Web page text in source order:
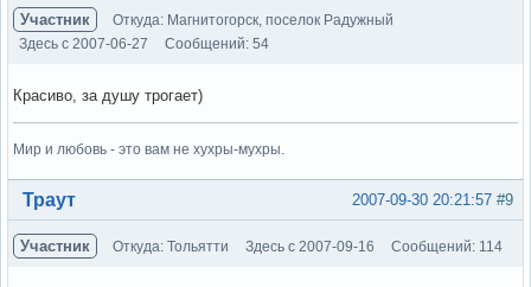
Участник
Откуда: Магнитогорск, поселок Радужный
Здесь с 2007-06-27
Сообщений: 54
Красиво, за душу трогает)
Мир и любовь - это вам не хухры-мухры.
Вне форума #9
2007-09-30 20:21:57
Траут
Участник Откуда: Тольятти Здесь с 2007-09-16 Сообщений: 114